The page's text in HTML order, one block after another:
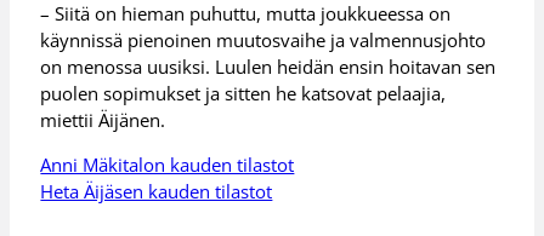
– Siitä on hieman puhuttu, mutta joukkueessa on
käynnissä pienoinen muutosvaihe ja valmennusjohto
on menossa uusiksi. Luulen heidän ensin hoitavan sen
puolen sopimukset ja sitten he katsovat pelaajia,
miettii Äijänen.
Anni Mäkitalon kauden tilastot
Heta Äijäsen kauden tilastot